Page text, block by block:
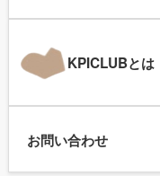
KPICLUBとは
お問い合わせ